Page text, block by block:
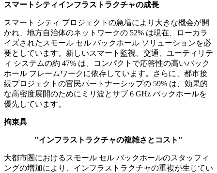
スマートシティインフラストラクチャの成長
スマート シティ プロジェクトの急増により大きな機会が開
かれ、地方自治体のネットワークの 52% は現在、ローカラ
イズされたスモール セル バックホール ソリューションを必
要としています。新しいスマート監視、交通、ユーティリテ
ィ システムの約 47% は、コンパクトで応答性の高いバック
ホール フレームワークに依存しています。さらに、都市接
続プロジェクトの官民パートナーシップの 59% は、効果的
な高密度展開のためにミリ波とサブ 6 GHz バックホールを
優先しています。
拘束具
"インフラストラクチャの複雑さとコスト"
大都市圏におけるスモール セル バックホールのスタッフィ
ングの増加により、インフラストラクチャの重複が生じてい